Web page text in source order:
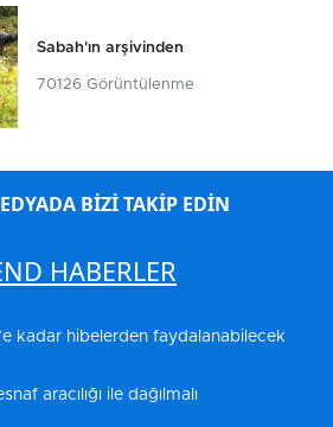
Sabah'ın arşivinden
70126 Görüntülenme
BİZİ TAKİP EDİN
HABERLER
kadar hibelerden faydalanabilecek
aracılığı ile dağılmalı